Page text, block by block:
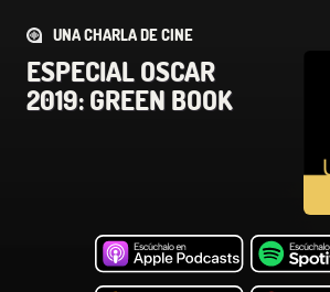
UNA CHARLA DE CINE
ESPECIAL OSCAR
2019: GREEN BOOK